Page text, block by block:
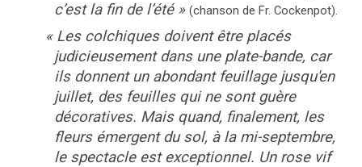
c’est la fin de l’été » (chanson de Fr. Cockenpot).
« Les colchiques doivent être placés
judicieusement dans une plate-bande, car
ils donnent un abondant feuillage jusqu'en
juillet, des feuilles qui ne sont guère
décoratives. Mais quand, finalement, les
fleurs émergent du sol, à la mi-septembre,
le spectacle est exceptionnel. Un rose vif